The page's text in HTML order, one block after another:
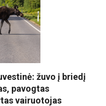
žuvo į briedį
pavogtas
vairuotojas